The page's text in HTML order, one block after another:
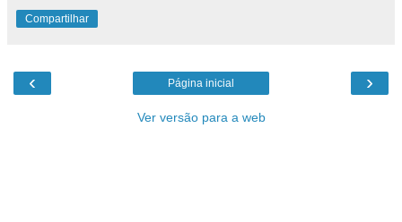
Compartilhar
‹ ›
Página inicial
Ver versão para a web